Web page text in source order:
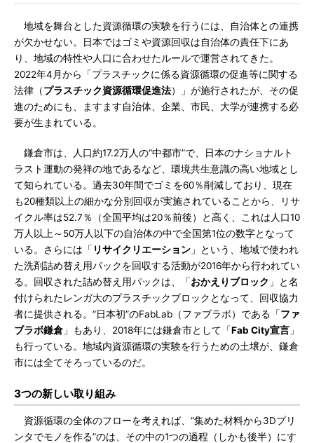
地域を舞台とした資源循環の実験を行うには、自治体との連携
が欠かせない。日本ではゴミや資源回収は自治体の責任下にあ
り、地域の特性や人口に合わせたルールで運営されてきた。
2022年4月から「プラスチックに係る資源循環の促進等に関する
法律（プラスチック資源循環促進法）」が施行されたが、その促
進のためにも、ますます自治体、企業、市民、大学が連携する必
要が生まれている。
鎌倉市は、人口約17.2万人の“中都市”で、日本のナショナルト
ラスト運動の発祥の地であるなど、環境共生意識の高い地域とし
て知られている。過去30年間でゴミを60％削減しており、現在
も20種類以上の細かな分別回収が実施されていることから、リサ
イクル率は52.7％（全国平均は20％前後）と高く、これは人口10
万人以上～50万人以下の自治体の中で全国第1位の数字となって
いる。さらには「 リサイクリエーション 」という、地域で使われ
た洗剤詰め替え用パックを回収する活動が2016年から行われてい
る。回収された詰め替え用パックは、「おかえりブロック 」と名
付けられたレンガ大のプラスチックブロックとなって、回収協力
者に提供される。“日本初”のFabLab（ファブラボ）である「ファ
ブラボ鎌倉 」もあり、2018年には鎌倉市として「Fab City宣言 」
も行っている。地域内資源循環の実験を行うための土壌が、鎌倉
市には全てそろっているのだ。
3つの新しい取り組み
資源循環の全体のフローを考えれば、“集めた材料から3Dプリ
ンタでモノを作る”のは、その中の1つの過程（しかも後半）にす